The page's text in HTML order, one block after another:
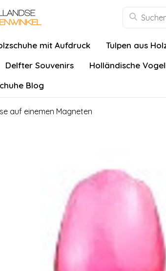
mit Aufdruck Tulpen aus
Delfter Souvenirs Holländische
Blog
auf einemen Magneten